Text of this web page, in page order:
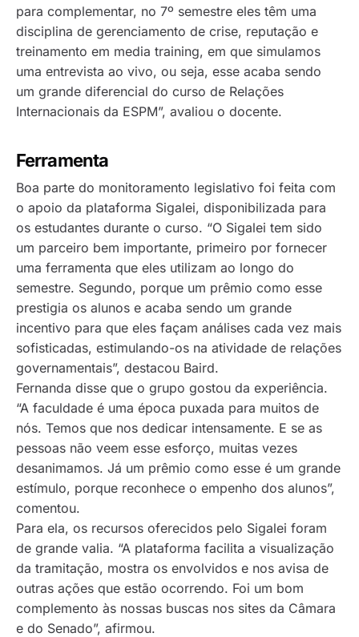
para complementar, no 7º semestre eles têm uma
disciplina de gerenciamento de crise, reputação e
treinamento em media training, em que simulamos
uma entrevista ao vivo, ou seja, esse acaba sendo
um grande diferencial do curso de Relações
Internacionais da ESPM”, avaliou o docente.
Ferramenta
Boa parte do monitoramento legislativo foi feita com
o apoio da plataforma Sigalei, disponibilizada para
os estudantes durante o curso. “O Sigalei tem sido
um parceiro bem importante, primeiro por fornecer
uma ferramenta que eles utilizam ao longo do
semestre. Segundo, porque um prêmio como esse
prestigia os alunos e acaba sendo um grande
incentivo para que eles façam análises cada vez mais
sofisticadas, estimulando-os na atividade de relações
governamentais”, destacou Baird.
Fernanda disse que o grupo gostou da experiência.
“A faculdade é uma época puxada para muitos de
nós. Temos que nos dedicar intensamente. E se as
pessoas não veem esse esforço, muitas vezes
desanimamos. Já um prêmio como esse é um grande
estímulo, porque reconhece o empenho dos alunos”,
comentou.
Para ela, os recursos oferecidos pelo Sigalei foram
de grande valia. “A plataforma facilita a visualização
da tramitação, mostra os envolvidos e nos avisa de
outras ações que estão ocorrendo. Foi um bom
complemento às nossas buscas nos sites da Câmara
e do Senado”, afirmou.